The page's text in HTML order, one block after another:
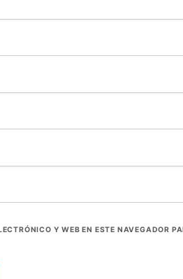
Y WEB EN ESTE NAVEGADOR